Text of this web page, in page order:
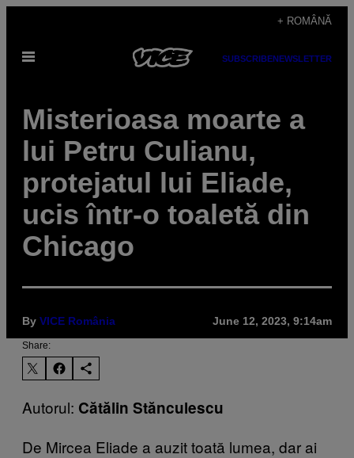
content
+ ROMÂNĂ
Open
SUBSCRIBENEWSLETTER
Misterioasa moarte a
lui Petru Culianu,
protejatul lui Eliade,
ucis într-o toaletă din
Chicago
By VICE România June 12, 2023, 9:14am
Share:
Autorul: Cătălin Stănculescu
De Mircea Eliade a auzit toată lumea, dar ai